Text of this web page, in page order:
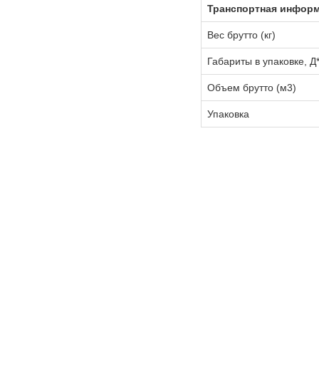
Транспортная
Вес брутто (кг)
Габариты в упаковке,
Объем брутто (м3)
Упаковка